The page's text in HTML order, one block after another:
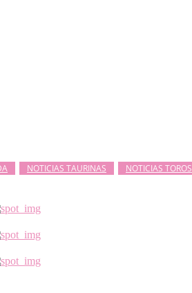
NOTICIAS TAURINAS NOTICIAS TOROS